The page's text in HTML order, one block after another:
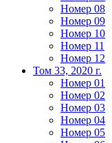
Номер 08
Номер 09
Номер 10
Номер 11
Номер 12
Том 33, 2020 г.
Номер 01
Номер 02
Номер 03
Номер 04
Номер 05